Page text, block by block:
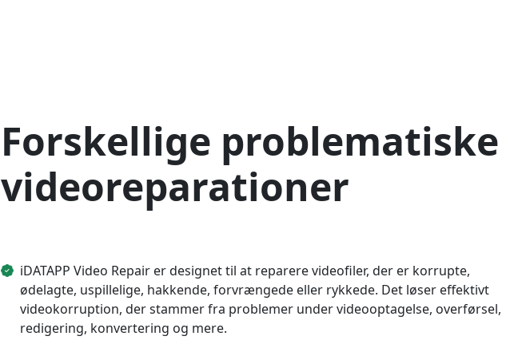
Forskellige problematiske
videoreparationer
iDATAPP Video Repair er designet til at reparere videofiler, der er korrupte,
ødelagte, uspillelige, hakkende, forvrængede eller rykkede. Det løser effektivt
videokorruption, der stammer fra problemer under videooptagelse, overførsel,
redigering, konvertering og mere.